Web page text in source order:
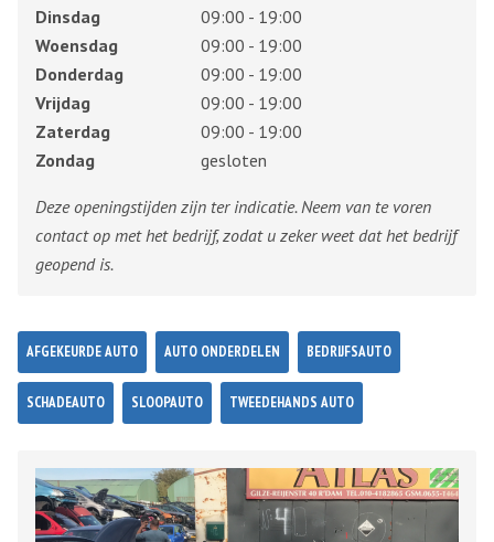
Dinsdag
09:00 - 19:00
Woensdag
09:00 - 19:00
Donderdag
09:00 - 19:00
Vrijdag
09:00 - 19:00
Zaterdag
09:00 - 19:00
Zondag
gesloten
Deze openingstijden zijn ter indicatie. Neem van te voren
contact op met het bedrijf, zodat u zeker weet dat het bedrijf
geopend is.
AFGEKEURDE AUTO AUTO ONDERDELEN BEDRIJFSAUTO
SCHADEAUTO SLOOPAUTO TWEEDEHANDS AUTO